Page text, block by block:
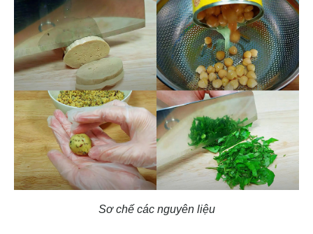
Sơ chế các nguyên liệu